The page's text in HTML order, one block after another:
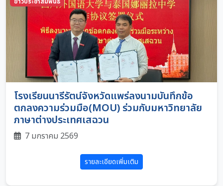
โรงเรียนนารีรัตน์จังหวัดแพร่ลงนามบันทึกข้อ
ตกลงความร่วมมือ(MOU) ร่วมกับมหาวิทยาลัย
ภาษาต่างประเทศเสฉวน
7 มกราคม 2569
รายละเอียดเพิ่มเติม